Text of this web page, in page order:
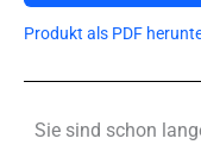
Produkt als PDF
Sie sind schon